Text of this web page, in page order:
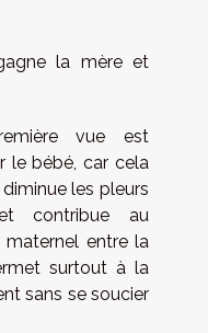
la mère et
vue est
le bébé, car cela
les pleurs
contribue au
maternel entre la
surtout à la
sans se soucier